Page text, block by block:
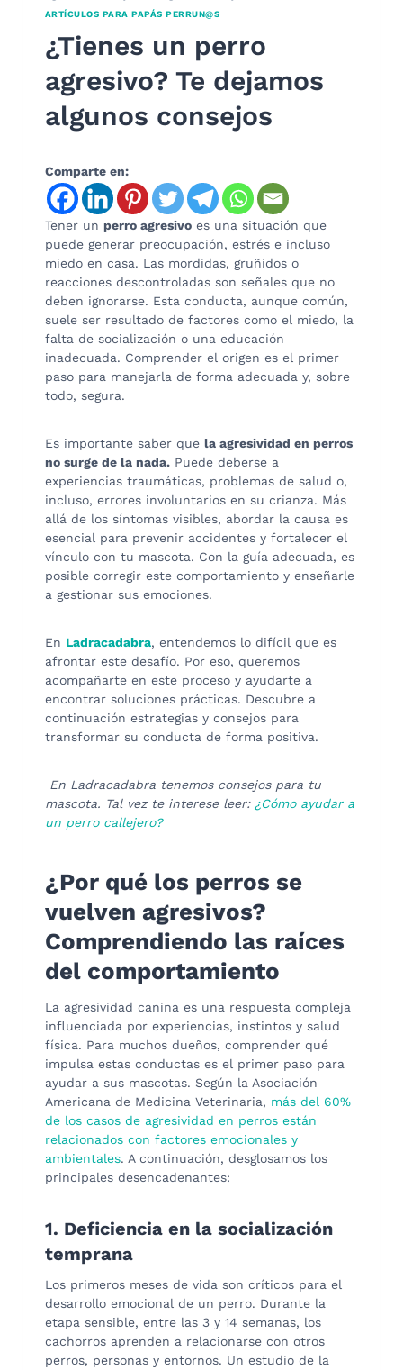
ARTÍCULOS PARA PAPÁS PERRUN@S
¿Tienes un perro
agresivo? Te dejamos
algunos consejos
Comparte en:
Tener un perro agresivo es una situación que
puede generar preocupación, estrés e incluso
miedo en casa. Las mordidas, gruñidos o
reacciones descontroladas son señales que no
deben ignorarse. Esta conducta, aunque común,
suele ser resultado de factores como el miedo, la
falta de socialización o una educación
inadecuada. Comprender el origen es el primer
paso para manejarla de forma adecuada y, sobre
todo, segura.
Es importante saber que la agresividad en perros
no surge de la nada. Puede deberse a
experiencias traumáticas, problemas de salud o,
incluso, errores involuntarios en su crianza. Más
allá de los síntomas visibles, abordar la causa es
esencial para prevenir accidentes y fortalecer el
vínculo con tu mascota. Con la guía adecuada, es
posible corregir este comportamiento y enseñarle
a gestionar sus emociones.
En Ladracadabra, entendemos lo difícil que es
afrontar este desafío. Por eso, queremos
acompañarte en este proceso y ayudarte a
encontrar soluciones prácticas. Descubre a
continuación estrategias y consejos para
transformar su conducta de forma positiva.
En Ladracadabra tenemos consejos para tu
mascota. Tal vez te interese leer: ¿Cómo ayudar a
un perro callejero?
¿Por qué los perros se
vuelven agresivos?
Comprendiendo las raíces
del comportamiento
La agresividad canina es una respuesta compleja
influenciada por experiencias, instintos y salud
física. Para muchos dueños, comprender qué
impulsa estas conductas es el primer paso para
ayudar a sus mascotas. Según la Asociación
Americana de Medicina Veterinaria, más del 60%
de los casos de agresividad en perros están
relacionados con factores emocionales y
ambientales. A continuación, desglosamos los
principales desencadenantes:
1. Deficiencia en la socialización
temprana
Los primeros meses de vida son críticos para el
desarrollo emocional de un perro. Durante la
etapa sensible, entre las 3 y 14 semanas, los
cachorros aprenden a relacionarse con otros
perros, personas y entornos. Un estudio de la